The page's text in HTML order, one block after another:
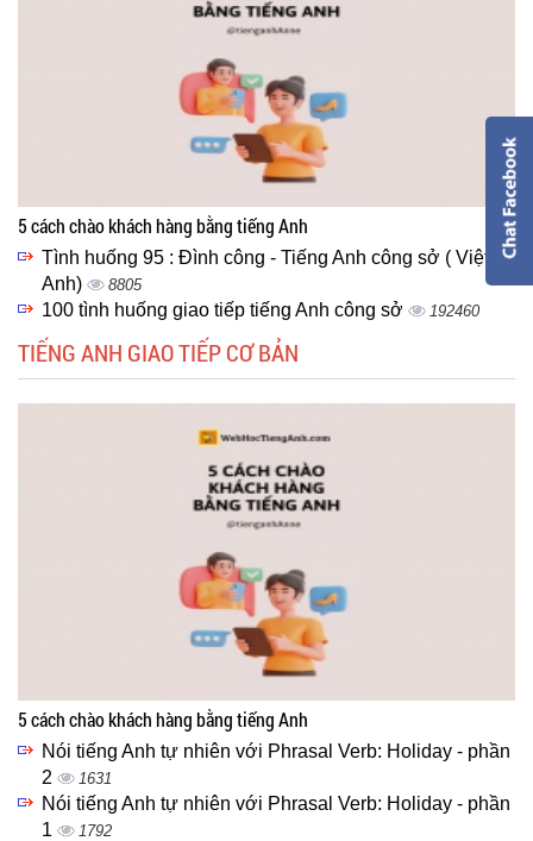
5 cách chào khách hàng bằng tiếng Anh
Tình huống 95 : Đình công - Tiếng Anh công sở ( Việt -
Anh)
8805
100 tình huống giao tiếp tiếng Anh công sở 192460
TIẾNG ANH GIAO TIẾP CƠ BẢN
5 cách chào khách hàng bằng tiếng Anh
Nói tiếng Anh tự nhiên với Phrasal Verb: Holiday - phần
2
1631
Nói tiếng Anh tự nhiên với Phrasal Verb: Holiday - phần
1
1792